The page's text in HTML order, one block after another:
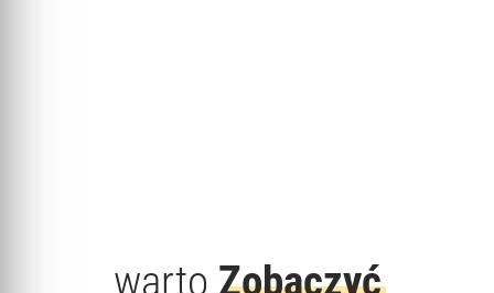
warto Zobaczyć